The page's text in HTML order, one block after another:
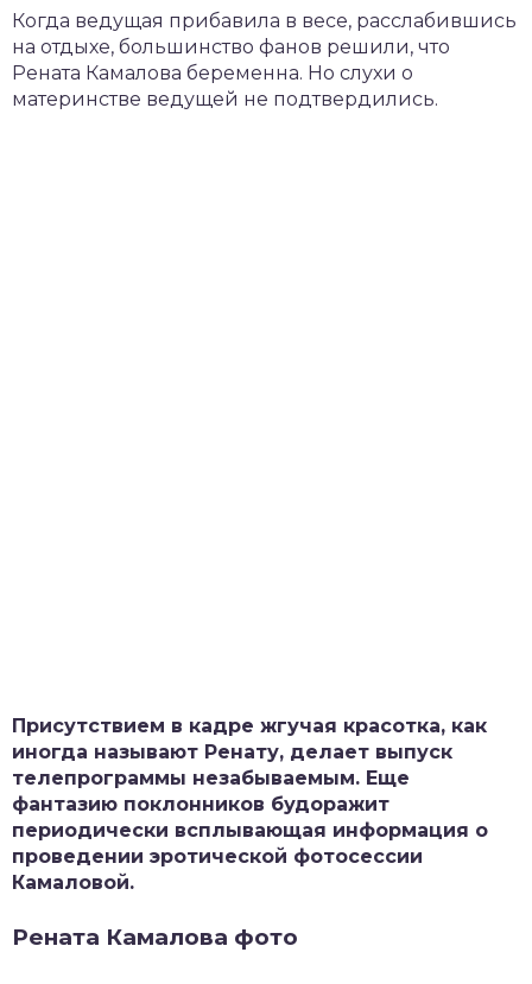
Когда ведущая прибавила в весе, расслабившись
на отдыхе, большинство фанов решили, что
Рената Камалова беременна. Но слухи о
материнстве ведущей не подтвердились.
Присутствием в кадре жгучая красотка, как
иногда называют Ренату, делает выпуск
телепрограммы незабываемым. Еще
фантазию поклонников будоражит
периодически всплывающая информация о
проведении эротической фотосессии
Камаловой.
Рената Камалова фото